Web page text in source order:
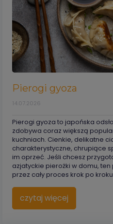
Pierogi gyoza
14.07.2026
Pierogi gyoza to japońska
zdobywa coraz większą
kuchniach. Cienkie, delikatne
charakterystyczne, chrupiące
im oprzeć. Jeśli chcesz
azjatyckie pierożki w domu,
przez cały proces krok po
czytaj więcej